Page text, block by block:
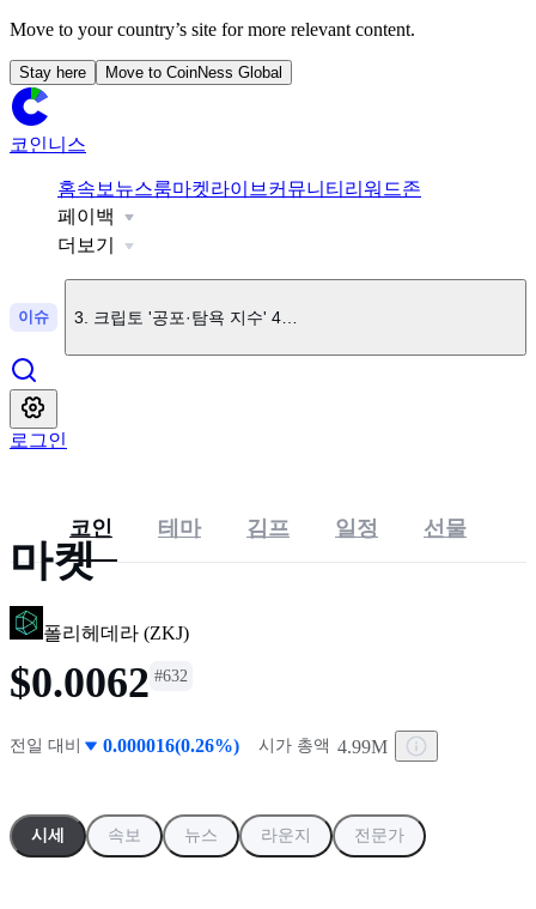
Move to your country’s site for more relevant content.
Stay here Move to CoinNess Global
코인니스
홈속보 뉴스룸마켓라이브 커뮤니티 리워드존
페이백
더보기
이슈
2.브라질, 암호화폐 송금 규제 강화...1만 달러 초과 시 최대
3 크립토 '공포·탐욕 지수' 40...중립 전환
로그인
마켓
코인 테마 김프 일정 선물
폴리헤데라 (ZKJ)
$0.0062 #632
전일 대비 0.000016(0.26%) 시가 총액 4.99M
시세 속보 뉴스 라운지 전문가